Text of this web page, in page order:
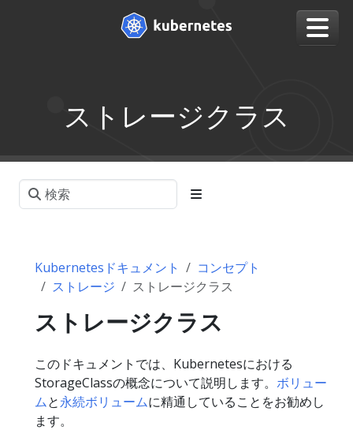
ストレージクラス
Kubernetesドキュメント
コンセプト
ストレージ
ストレージクラス
ストレージクラス
このドキュメントでは、Kubernetesにおける
StorageClassの概念について説明します。 ボリュー
ムと永続ボリュームに精通していることをお勧めし
ます。